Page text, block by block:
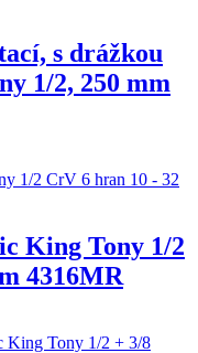
s drážkou
1/2, 250 mm
King Tony 1/2
4316MR